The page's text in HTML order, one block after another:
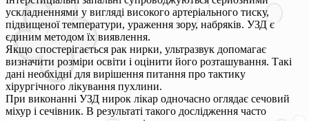
ускладненнями у вигляді високого артеріального тиску,
підвищеної температури, ураження зору, набряків. УЗД є
єдиним методом їх виявлення.
Якщо спостерігається рак нирки, ультразвук допомагає
визначити розміри освіти і оцінити його розташування. Такі
дані необхідні для вирішення питання про тактику
хірургічного лікування пухлини.
При виконанні УЗД нирок лікар одночасно оглядає сечовий
міхур і сечівник. В результаті такого дослідження часто